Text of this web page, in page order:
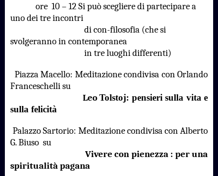
ore 10 – 12 Si può scegliere di partecipare a
uno dei tre incontri
di con-filosofia (che si
svolgeranno in contemporanea
in tre luoghi differenti)
Piazza Macello: Meditazione condivisa con Orlando
Franceschelli su
LeoTolstoj: pensieri sulla vita e
sulla felicità
Palazzo Sartorio: Meditazione condivisa con Alberto
G. Biuso su
Vivere con pienezza : per una
spiritualità pagana